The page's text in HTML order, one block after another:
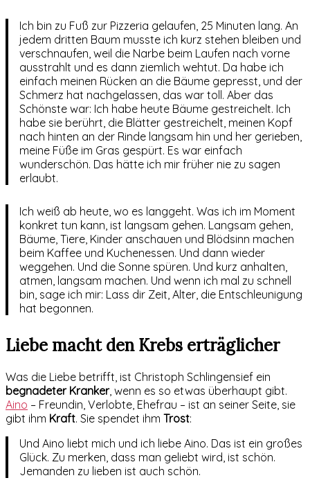
Ich bin zu Fuß zur Pizzeria gelaufen, 25 Minuten lang. An
jedem dritten Baum musste ich kurz stehen bleiben und
verschnaufen, weil die Narbe beim Laufen nach vorne
ausstrahlt und es dann ziemlich wehtut. Da habe ich
einfach meinen Rücken an die Bäume gepresst, und der
Schmerz hat nachgelassen, das war toll. Aber das
Schönste war: Ich habe heute Bäume gestreichelt. Ich
habe sie berührt, die Blätter gestreichelt, meinen Kopf
nach hinten an der Rinde langsam hin und her gerieben,
meine Füße im Gras gespürt. Es war einfach
wunderschön. Das hätte ich mir früher nie zu sagen
erlaubt.
Ich weiß ab heute, wo es langgeht. Was ich im Moment
konkret tun kann, ist langsam gehen. Langsam gehen,
Bäume, Tiere, Kinder anschauen und Blödsinn machen
beim Kaffee und Kuchenessen. Und dann wieder
weggehen. Und die Sonne spüren. Und kurz anhalten,
atmen, langsam machen. Und wenn ich mal zu schnell
bin, sage ich mir: Lass dir Zeit, Alter, die Entschleunigung
hat begonnen.
Liebe macht den Krebs erträglicher
Was die Liebe betrifft, ist Christoph Schlingensief ein
begnadeter Kranker, wenn es so etwas überhaupt gibt.
Aino – Freundin, Verlobte, Ehefrau – ist an seiner Seite, sie
gibt ihm Kraft. Sie spendet ihm Trost:
Und Aino liebt mich und ich liebe Aino. Das ist ein großes
Glück. Zu merken, dass man geliebt wird, ist schön.
Jemanden zu lieben ist auch schön.